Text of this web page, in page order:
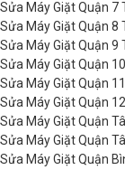
Sửa Máy Giặt Quận 7
Sửa Máy Giặt Quận 8
Sửa Máy Giặt Quận 9
Sửa Máy Giặt Quận 10
Sửa Máy Giặt Quận 11
Sửa Máy Giặt Quận 12
Sửa Máy Giặt Quận
Sửa Máy Giặt Quận
Sửa Máy Giặt Quận